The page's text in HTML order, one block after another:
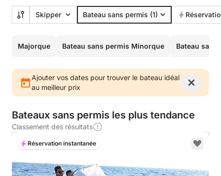
Skipper Bateau sans permis (1)
Majorque Bateau sans permis Minorque Bateau
Ajouter vos dates pour trouver le bateau idéal
au meilleur prix
Bateaux sans permis les plus tendance
Classement des résultats
Réservation instantanée